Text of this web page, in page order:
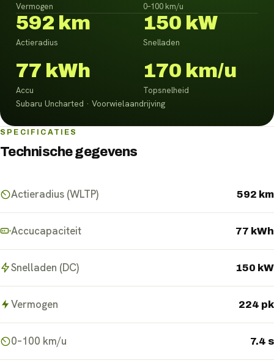
Vermogen 0–100 km/u
592 km
Actieradius
150 kW
Snelladen
77 kWh
Accu
170 km/u
Topsnelheid
Subaru Uncharted · Voorwielaandrijving
SPECIFICATIES
Technische gegevens
Actieradius (WLTP) 592 km
Accucapaciteit 77 kWh
Snelladen (DC) 150 kW
Vermogen 224 pk
0–100 km/u 7.4 s